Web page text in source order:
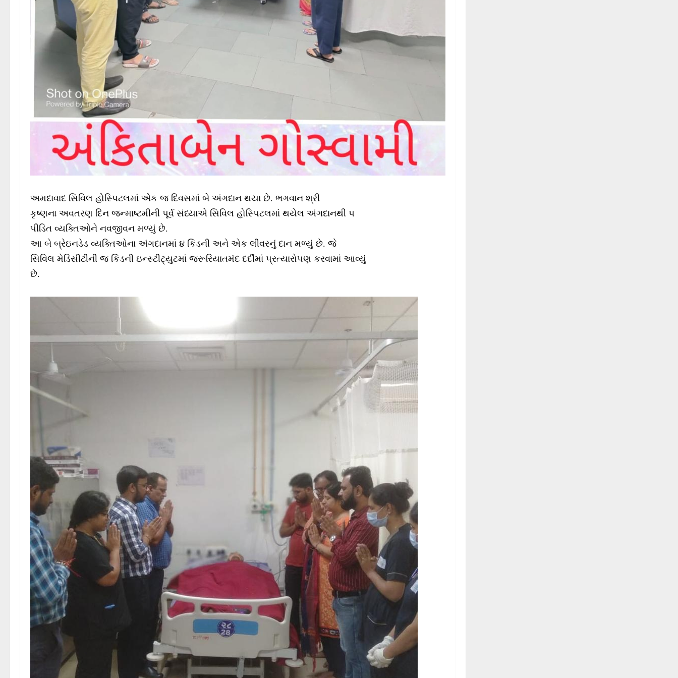
અમદાવાદ સિવિલ હોસ્પિટલમાં એક જ દિવસમાં બે અંગદાન થયા છે. ભગવાન શ્રી
કૃષ્ણના અવતરણ દિન જન્માષ્ટમીની પૂર્વ સંધ્યાએ સિવિલ હોસ્પિટલમાં થયેલ અંગદાનથી ૫
પીડિત વ્યક્તિઓને નવજીવન મળ્યું છે.
આ બે બ્રેઇનડેડ વ્યક્તિઓના અંગદાનમાં ૪ કિડની અને એક લીવરનું દાન મળ્યું છે. જે
સિવિલ મેડિસીટીની જ કિડની ઇન્સ્ટીટ્યુટમાં જરૂરિયાતમંદ દર્દીમાં પ્રત્યારોપણ કરવામાં આવ્યું
છે.